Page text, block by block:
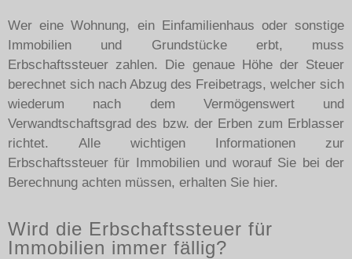
Wer eine Wohnung, ein Einfamilienhaus oder sonstige
Immobilien und Grundstücke erbt, muss
Erbschaftssteuer zahlen. Die genaue Höhe der Steuer
berechnet sich nach Abzug des Freibetrags, welcher sich
wiederum nach dem Vermögenswert und
Verwandtschaftsgrad des bzw. der Erben zum Erblasser
richtet.
Alle wichtigen Informationen zur
Erbschaftssteuer für Immobilien und worauf Sie bei der
Berechnung achten müssen, erhalten Sie hier.
Wird die Erbschaftssteuer für
Immobilien immer fällig?